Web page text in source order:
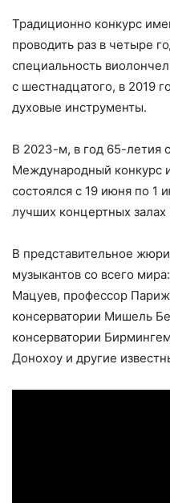
Традиционно конкурс
проводить раз в четыре
специальность
с шестнадцатого, в 2019
духовые инструменты.
В 2023-м, в год 65-летия
Международный конкурс
состоялся с 19 июня по 1
лучших концертных
В представительное
музыкантов со всего
Мацуев, профессор
консерватории Мишель
консерватории
Донохоу и другие